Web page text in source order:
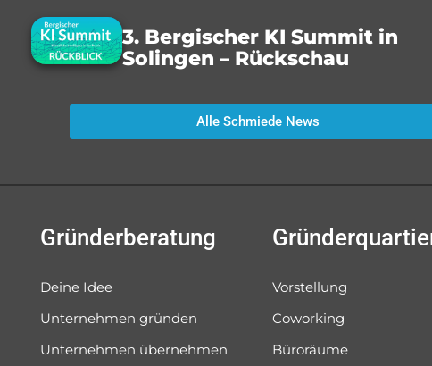
3. Bergischer KI Summit in
Solingen – Rückschau
Alle Schmiede News
Gründerberatung
Deine Idee
Unternehmen gründen
Unternehmen übernehmen
Vorstellung
Coworking
Büroräume